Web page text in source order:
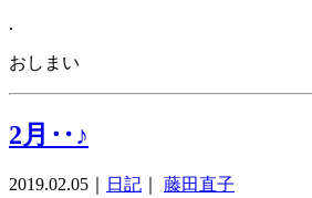
.
おしまい
2月‥♪
2019.02.05 日記 藤田直子